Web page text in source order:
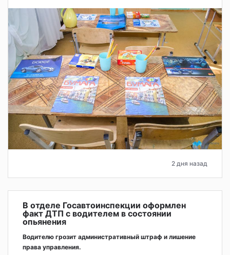
2 дня назад
В отделе Госавтоинспекции оформлен
факт ДТП с водителем в состоянии
опьянения
Водителю грозит административный штраф и лишение
права управления.